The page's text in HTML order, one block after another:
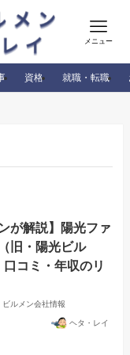
メニュー
資格 就職・転職
が解説】陽光ファ
旧・陽光ビル
口コミ・年収のリ
ビルメン会社情報
ヘタ・レイ